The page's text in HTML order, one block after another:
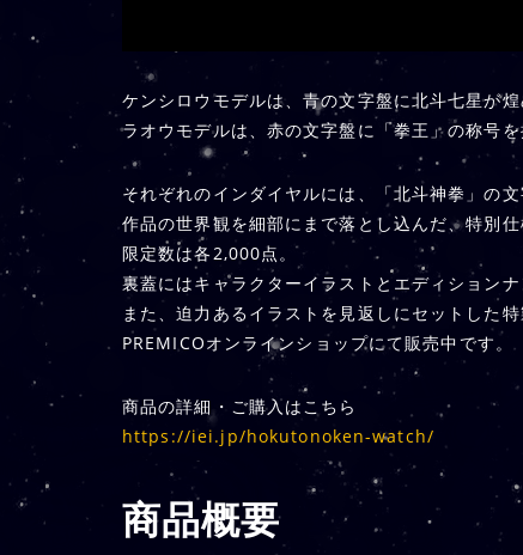
ケンシロウモデルは、青の文字盤に北斗七星が煌
ラオウモデルは、赤の文字盤に「拳王」の称号
それぞれのインダイヤルには、「北斗神拳」の
作品の世界観を細部にまで落とし込んだ、特別仕
限定数は各2,000点。
裏蓋にはキャラクターイラストとエディションナ
また、迫力あるイラストを見返しにセットした
PREMICOオンラインショップにて販売中です。
商品の詳細・ご購入はこちら
https://iei.jp/hokutonoken-watch/
商品概要